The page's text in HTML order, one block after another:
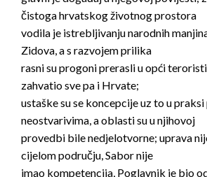
čistoga hrvatskog životnog prostora
vodila je istrebljivanju narodnih
Zidova, a s razvojem prilika
rasni su progoni prerasli u opći
zahvatio sve pa i Hrvate;
ustaške su se koncepcije uz to u
neostvarivima, a oblasti su u njihovoj
provedbi bile nedjelotvorne; uprava
cijelom području, Sabor nije
imao kompetencija, Poglavnik je bio